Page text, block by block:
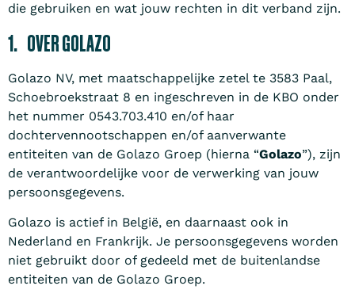
die gebruiken en wat jouw rechten in dit verband zijn.
1. OVER GOLAZO
Golazo NV, met maatschappelijke zetel te 3583 Paal,
Schoebroekstraat 8 en ingeschreven in de KBO onder
het nummer 0543.703.410 en/of haar
dochtervennootschappen en/of aanverwante
entiteiten van de Golazo Groep (hierna “Golazo”), zijn
de verantwoordelijke voor de verwerking van jouw
persoonsgegevens.
Golazo is actief in België, en daarnaast ook in
Nederland en Frankrijk. Je persoonsgegevens worden
niet gebruikt door of gedeeld met de buitenlandse
entiteiten van de Golazo Groep.